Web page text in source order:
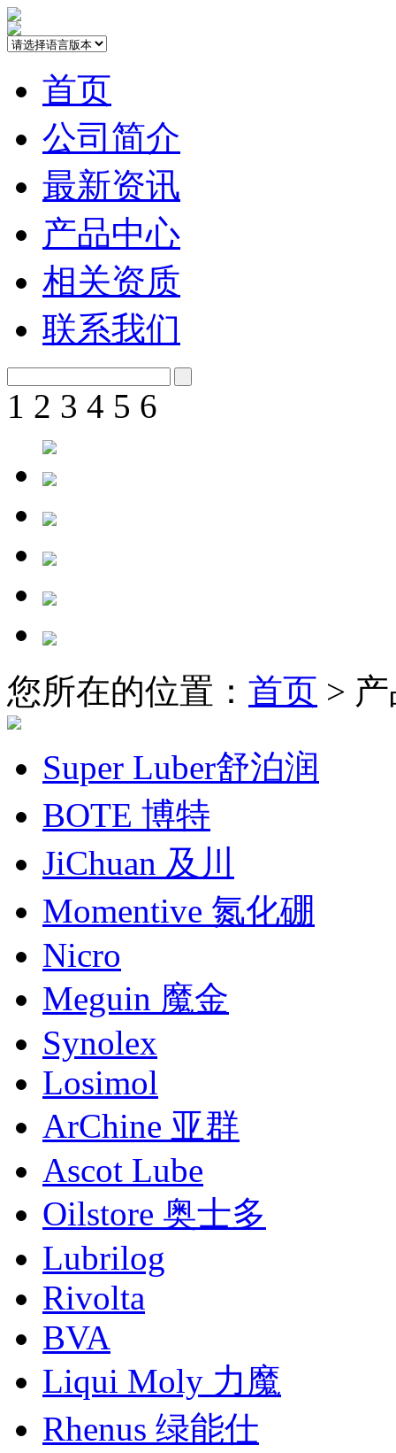
首页
公司简介
最新资讯
产品中心
相关资质
联系我们
1 2 3 4 5 6
您所在的位置： 首页 >
Super Luber舒泊润
BOTE 博特
JiChuan 及川
Momentive 氮化硼
Nicro
Meguin 魔金
Synolex
Losimol
ArChine 亚群
Ascot Lube
Oilstore 奥士多
Lubrilog
Rivolta
BVA
Liqui Moly 力魔
Rhenus 绿能仕